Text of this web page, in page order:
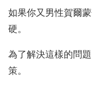
如果你又男性賀爾
硬。
為了解決這樣的問
策。